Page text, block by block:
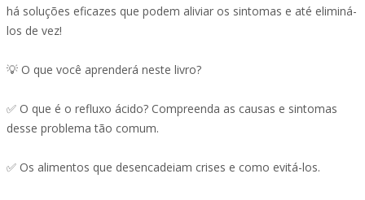
há soluções eficazes que podem aliviar os sintomas e até eliminá-
los de vez!
💡 O que você aprenderá neste livro?
✅ O que é o refluxo ácido? Compreenda as causas e sintomas
desse problema tão comum.
✅ Os alimentos que desencadeiam crises e como evitá-los.